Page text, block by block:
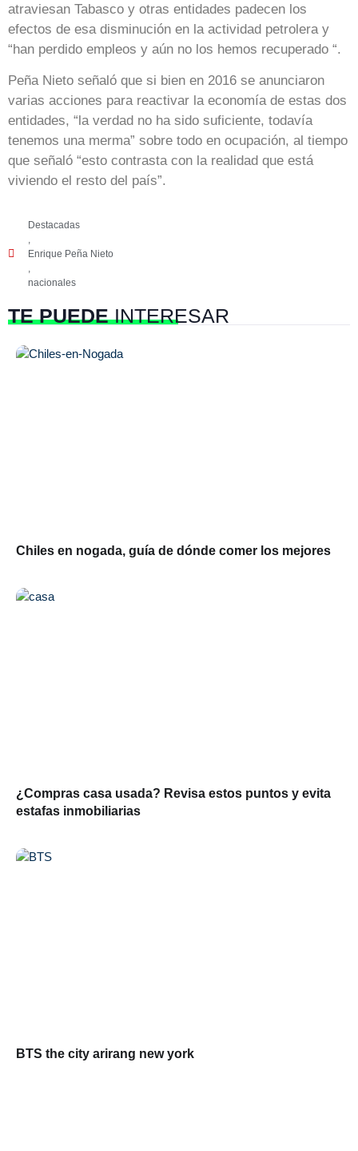
atraviesan Tabasco y otras entidades padecen los
efectos de esa disminución en la actividad petrolera y
“han perdido empleos y aún no los hemos recuperado “.
Peña Nieto señaló que si bien en 2016 se anunciaron
varias acciones para reactivar la economía de estas dos
entidades, “la verdad no ha sido suficiente, todavía
tenemos una merma” sobre todo en ocupación, al tiempo
que señaló “esto contrasta con la realidad que está
viviendo el resto del país”.
Destacadas
,
Enrique Peña Nieto
,
nacionales
TE PUEDEINTERESAR
Chiles en nogada, guía de dónde comer los mejores
¿Compras casa usada? Revisa estos puntos y evita
estafas inmobiliarias
BTS the city arirang new york